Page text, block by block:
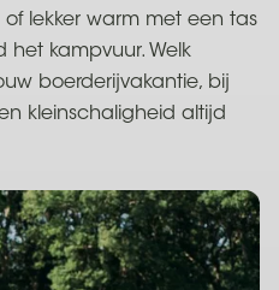
lekker warm met een tas
het kampvuur. Welk
boerderijvakantie, bij
kleinschaligheid altijd